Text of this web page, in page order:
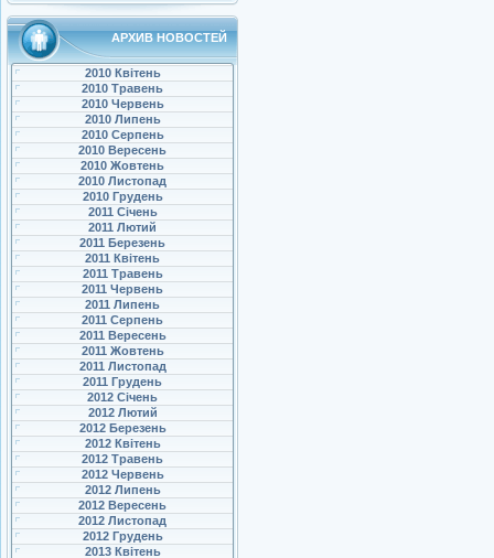
АРХИВ НОВОСТЕЙ
2010 Квітень
2010 Травень
2010 Червень
2010 Липень
2010 Серпень
2010 Вересень
2010 Жовтень
2010 Листопад
2010 Грудень
2011 Січень
2011 Лютий
2011 Березень
2011 Квітень
2011 Травень
2011 Червень
2011 Липень
2011 Серпень
2011 Вересень
2011 Жовтень
2011 Листопад
2011 Грудень
2012 Січень
2012 Лютий
2012 Березень
2012 Квітень
2012 Травень
2012 Червень
2012 Липень
2012 Вересень
2012 Листопад
2012 Грудень
2013 Квітень